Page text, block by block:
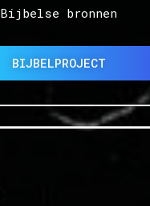
BIJBELPROJECT
Bijbelse bronnen